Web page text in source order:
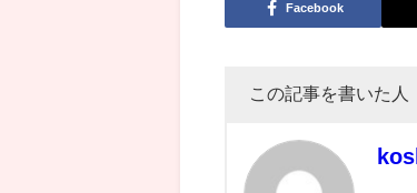
Facebook
この記事を書いた人